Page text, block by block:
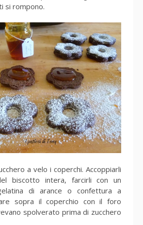
si rompono.
a velo i coperchi. Accoppiarli
biscotto intera, farcirli con un
di arance o confettura a
sopra il coperchio con il foro
spolverato prima di zucchero